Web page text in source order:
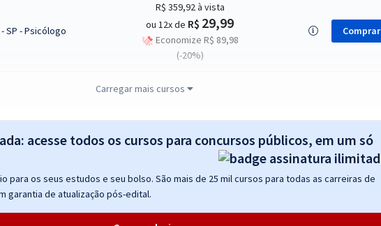
SP - Psicólogo
R$ 359,92à vista
ou 12x de R$ 29,99
Economize R$ 89,98
(-20%)
Comprar
R$ 271,92
Economize R$ 67,98
(-20%)
SP - Língua Portuguesa
VII - Nível Superior -
ou 12x de R$5,33
(-20%)
Carregar mais cursos
acesse todos os cursos para concursos públicos, em um só
para os seus estudos e seu bolso. São mais de 25 mil cursos para todas as carreiras de
garantia de atualização pós-edital.